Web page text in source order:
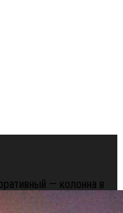
— колонна в